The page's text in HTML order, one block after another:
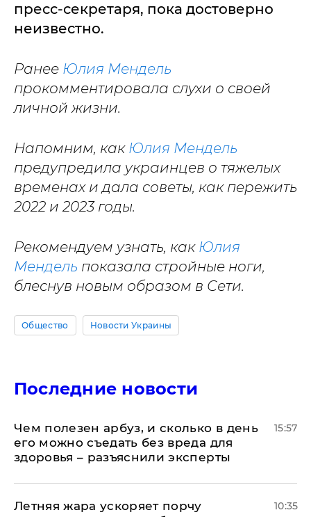
пресс-секретаря, пока достоверно
неизвестно.
Ранее Юлия Мендель
прокомментировала слухи о своей
личной жизни.
Напомним, как Юлия Мендель
предупредила украинцев о тяжелых
временах и дала советы, как пережить
2022 и 2023 годы.
Рекомендуем узнать, как Юлия
Мендель показала стройные ноги,
блеснув новым образом в Сети.
Общество Новости Украины
Последние новости
Чем полезен арбуз, и сколько в день
его можно съедать без вреда для
здоровья – разъяснили эксперты
15:57
Летняя жара ускоряет порчу
10:35